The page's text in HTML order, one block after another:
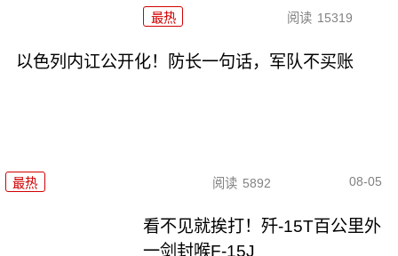
最热 阅读 15319
以色列内讧公开化！防长一句话，军队不买账
最热 阅读 5892 08-05
看不见就挨打！歼-15T百公里外
一剑封喉F-15J